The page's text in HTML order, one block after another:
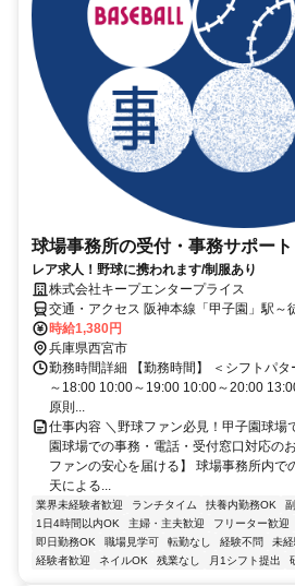
球場事務所の受付・事務サポート
レア求人！野球に携われます/制服あり
株式会社キープエンタープライス
交通・アクセス 阪神本線「甲子園」駅
時給1,380円
兵庫県西宮市
勤務時間詳細 【勤務時間】 ＜シフトパ
～18:00 10:00～19:00 10:00～20:00
原則...
仕事内容 ＼野球ファン必見！甲子園球場
園球場での事務・電話・受付窓口対応の
ファンの安心を届ける】 球場事務所内で
天による...
業界未経験者歓迎 ランチタイム 扶養内勤務OK
1日4時間以内OK
主婦・主夫歓迎 フリーター歓迎
即日勤務OK
職場見学可 転勤なし 経験不問 未
経験者歓迎
ネイルOK 残業なし 月1シフト提出